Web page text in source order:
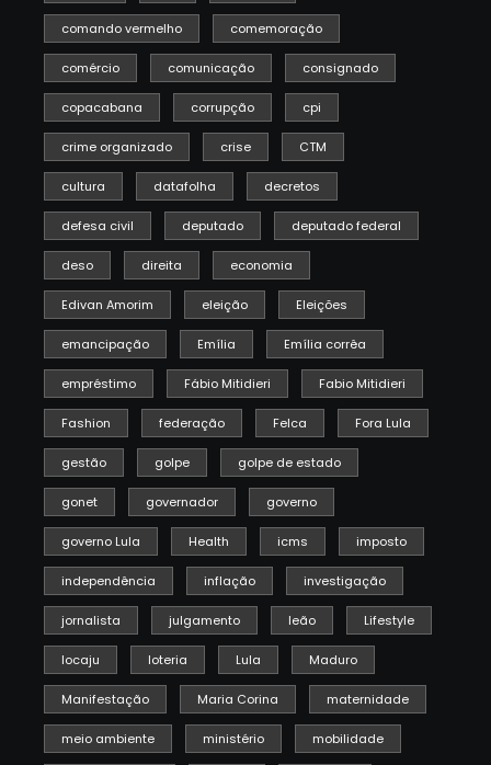
comando vermelho comemoração
comércio comunicação consignado
copacabana corrupção cpi
crime organizado crise CTM
cultura datafolha decretos
defesa civil deputado deputado federal
deso direita economia
Edivan Amorim eleição Eleições
emancipação Emília Emília corrêa
empréstimo Fábio Mitidieri Fabio Mitidieri
Fashion federação Felca Fora Lula
gestão golpe golpe de estado
gonet governador governo
governo Lula Health icms imposto
independência inflação investigação
jornalista julgamento leão Lifestyle
locaju loteria Lula Maduro
Manifestação Maria Corina maternidade
meio ambiente ministério mobilidade